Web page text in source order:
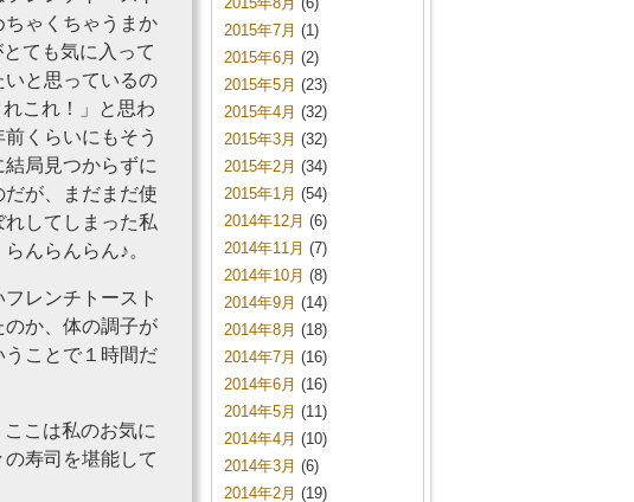
ゃくちゃうまか
ても気に入って
いと思っているの
これ！」と思わ
くらいにもそう
局見つからずに
が、まだまだ使
してしまった私
んらんらん♪。
レンチトースト
か、体の調子が
ことで１時間だ
こは私のお気に
寿司を堪能して
2015年7月 (1)
2015年6月 (2)
2015年5月 (23)
2015年4月 (32)
2015年3月 (32)
2015年2月 (34)
2015年1月 (54)
2014年12月 (6)
2014年11月 (7)
2014年10月 (8)
2014年9月 (14)
2014年8月 (18)
2014年7月 (16)
2014年6月 (16)
2014年5月 (11)
2014年4月 (10)
2014年3月 (6)
2014年2月 (19)